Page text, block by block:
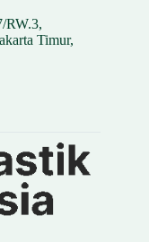
RW.3,
Timur,